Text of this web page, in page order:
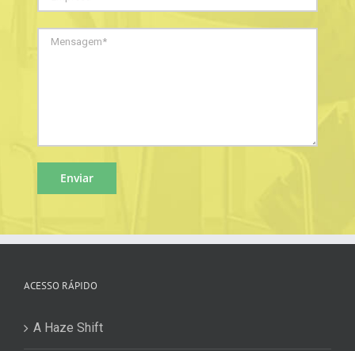
ACESSO RÁPIDO
A Haze Shift